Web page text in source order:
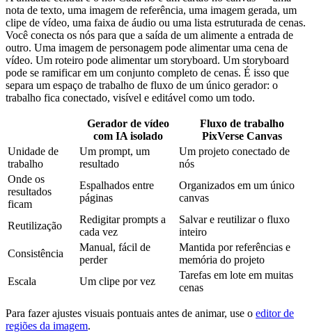
nota de texto, uma imagem de referência, uma imagem gerada, um
clipe de vídeo, uma faixa de áudio ou uma lista estruturada de cenas.
Você conecta os nós para que a saída de um alimente a entrada de
outro. Uma imagem de personagem pode alimentar uma cena de
vídeo. Um roteiro pode alimentar um storyboard. Um storyboard
pode se ramificar em um conjunto completo de cenas. É isso que
separa um espaço de trabalho de fluxo de um único gerador: o
trabalho fica conectado, visível e editável como um todo.
Gerador de vídeo
com IA isolado
Fluxo de trabalho
PixVerse Canvas
Unidade de
trabalho
Um prompt, um
resultado
Um projeto conectado de
nós
Onde os
resultados
ficam
Espalhados entre
páginas
Organizados em um único
canvas
Reutilização
Redigitar prompts a
cada vez
Salvar e reutilizar o fluxo
inteiro
Consistência
Manual, fácil de
perder
Mantida por referências e
memória do projeto
Escala
Um clipe por vez
Tarefas em lote em muitas
cenas
Para fazer ajustes visuais pontuais antes de animar, use o editor de
regiões da imagem.